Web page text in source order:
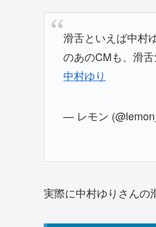
滑舌といえば中村
のあのCMも、滑
中村ゆり
— レモン
実際に中村ゆりさんの